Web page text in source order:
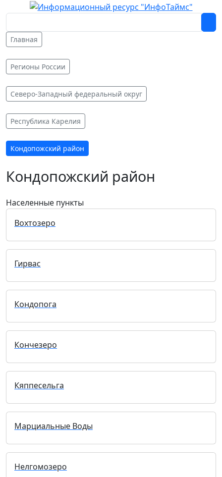
Главная
Регионы России
Северо-Западный федеральный округ
Республика Карелия
Кондопожский район
Кондопожский район
Населенные пункты
Вохтозеро
Гирвас
Кондопога
Кончезеро
Кяппесельга
Марциальные Воды
Нелгомозеро